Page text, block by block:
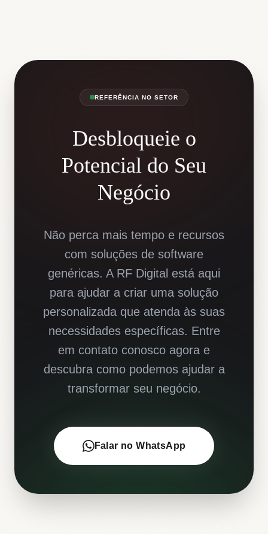
REFERÊNCIA NO SETOR
Desbloqueie o
Potencial do Seu
Negócio
Não perca mais tempo e recursos
com soluções de software
genéricas. A RF Digital está aqui
para ajudar a criar uma solução
personalizada que atenda às suas
necessidades específicas. Entre
em contato conosco agora e
descubra como podemos ajudar a
transformar seu negócio.
Falar no WhatsApp